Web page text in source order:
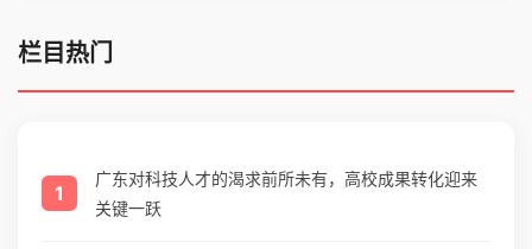
栏目热门
1
广东对科技人才的渴求前所未有，高校成果转化迎来
关键一跃